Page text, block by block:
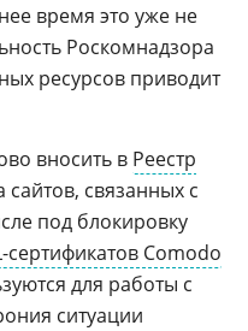
время это уже не
Роскомнадзора
ресурсов приводит
вносить в Реестр
сайтов, связанных с
под блокировку
сертификатов Comodo
для работы с
ситуации